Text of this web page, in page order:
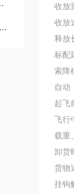
收放
收放
释放
标配
索降
自动
起飞
飞行
载重
卸货
货物
挂钩